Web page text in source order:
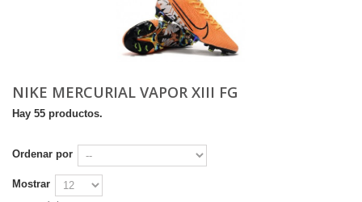
NIKE MERCURIAL VAPOR XIII FG
Hay 55 productos.
Ordenar por
Mostrar